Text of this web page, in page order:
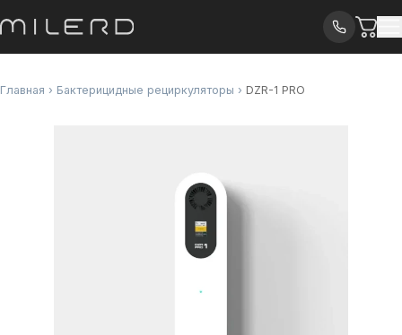
Главная › Бактерицидные рециркуляторы › DZR-1 PRO